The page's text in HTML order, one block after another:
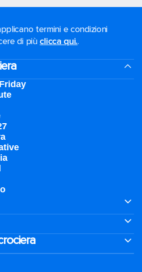
termini e condizioni
di più clicca qui..